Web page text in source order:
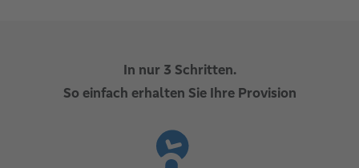
In nur 3 Schritten.
So einfach erhalten Sie Ihre Provision